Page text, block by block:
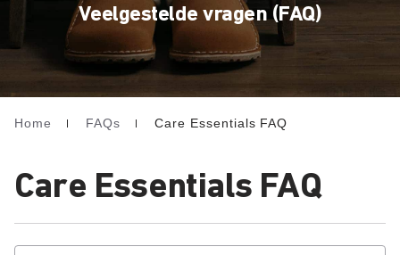
Veelgestelde vragen (FAQ)
Homepage
Home FAQs Care Essentials FAQ
Care Essentials FAQ